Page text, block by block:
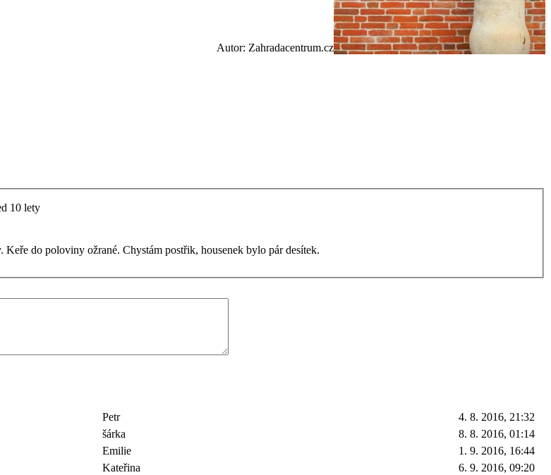
Autor: Zahradacentrum.cz
10 lety
Keře do poloviny ožrané. Chystám postřik, housenek bylo pár desítek.
Petr
4. 8. 2016, 21:32
šárka
8. 8. 2016, 01:14
Emilie
1. 9. 2016, 16:44
Kateřina 6. 9. 2016, 09:20